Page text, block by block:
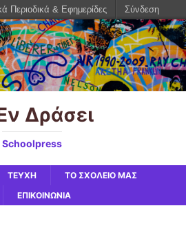
Δράσει
Schoolpress
ΤΕΥΧΗ
ΤΟ ΣΧΟΛΕΙΟ ΜΑΣ
ΕΠΙΚΟΙΝΩΝΙΑ
Περιοδικά & Εφημερίδες Σύνδεση